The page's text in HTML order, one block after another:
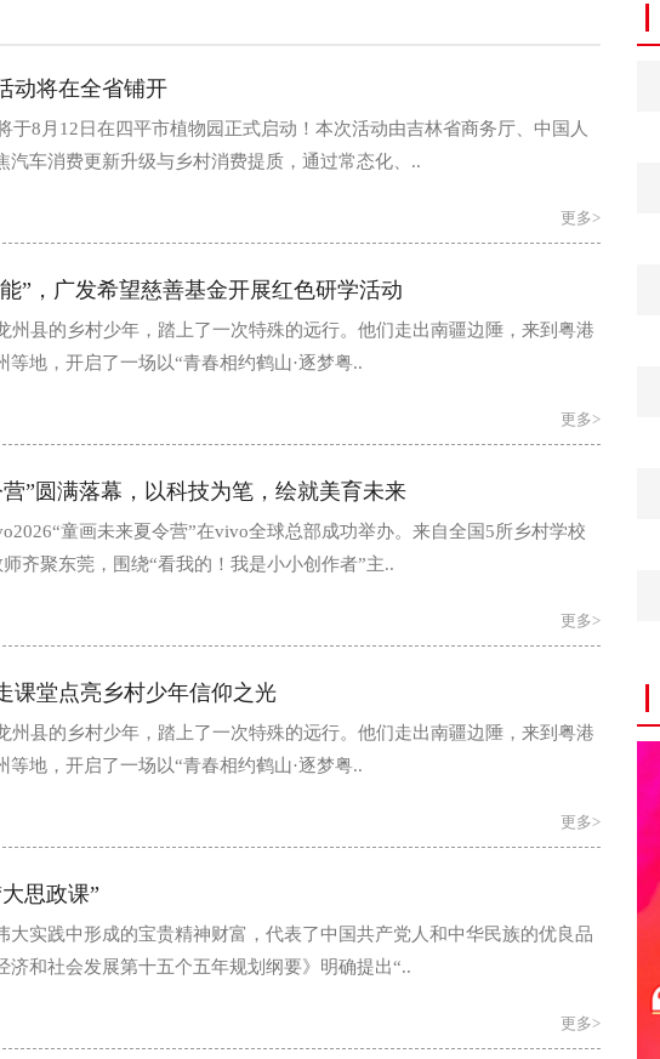
动将在全省铺开
于8月12日在四平市植物园正式启动！本次活动由吉林省商务厅、中国人
汽车消费更新升级与乡村消费提质，通过常态化、..
更多>
”，广发希望慈善基金开展红色研学活动
州县的乡村少年，踏上了一次特殊的远行。他们走出南疆边陲，来到粤港
地，开启了一场以“青春相约鹤山·逐梦粤..
更多>
”圆满落幕，以科技为笔，绘就美育未来
童画未来夏令营”在vivo全球总部成功举办。来自全国5所乡村学校
齐聚东莞，围绕“看我的！我是小小创作者”主..
更多>
课堂点亮乡村少年信仰之光
州县的乡村少年，踏上了一次特殊的远行。他们走出南疆边陲，来到粤港
地，开启了一场以“青春相约鹤山·逐梦粤..
更多>
思政课”
大实践中形成的宝贵精神财富，代表了中国共产党人和中华民族的优良品
济和社会发展第十五个五年规划纲要》明确提出“..
更多>